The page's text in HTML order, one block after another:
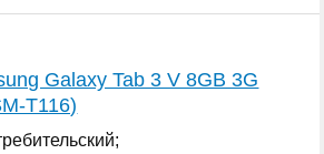
Galaxy Tab 3 V 8GB 3G
T116)